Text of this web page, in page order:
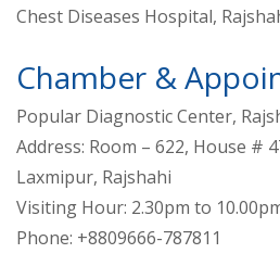
Chest Diseases Hospital,
Chamber &
Popular Diagnostic Center,
Address: Room – 622, House #
Laxmipur, Rajshahi
Visiting Hour: 2.30pm to
Phone: +8809666-787811